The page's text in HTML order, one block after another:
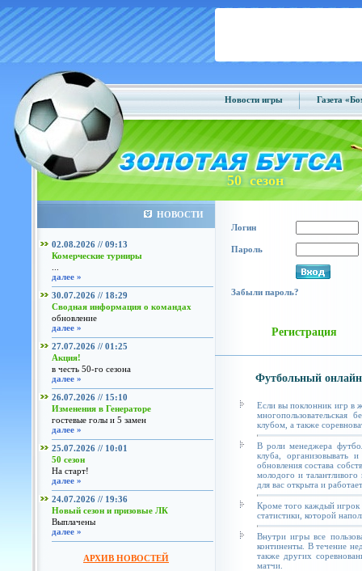
Новости игры Газета
50 сезон
НОВОСТИ
02.08.2026 // 09:13
Комерческие турниры
далее »
30.07.2026 // 18:29
Сводная информация о командах
обновление
далее »
27.07.2026 // 01:25
Акция!
в честь 50-го сезона
далее »
26.07.2026 // 15:10
Изменения в Генераторе
гостевые голы и 5 замен
далее »
25.07.2026 // 10:01
50 сезон
На старт!
далее »
24.07.2026 // 19:36
Новый сезон и призовые ЛК
Выплачены
далее »
АРХИВ НОВОСТЕЙ
Логин
Пароль
Забыли пароль?
Регистрация
Футбольный
Если вы поклонник игр в
клубом, а также
В роли менеджера
клуба, организовывать
обновления состава
молодого и талантливого
для вас открыта и
Кроме того каждый игрок
статистики, которой
Внутри игры все
континенты. В течение
также других
матчи.